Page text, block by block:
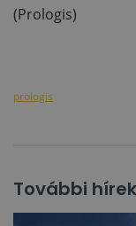
(Prologis)
prologis
További hírek